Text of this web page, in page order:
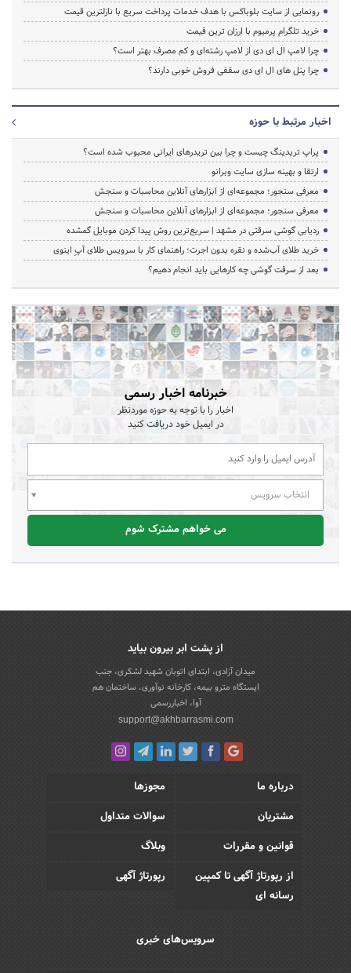
رونمایی از سایت بلوباکس با هدف خدمات پرداخت سریع با نازلترین قیمت
خرید تلگرام پرمیوم با ارزان ترین قیمت
چرا لامپ ال ای دی از لامپ رشته‌ای و کم مصرف بهتر است؟
چرا پنل های ال ای دی سقفی فروش خوبی دارند؟
اخبار مرتبط با حوزه
پراپ تریدینگ چیست و چرا بین تریدرهای ایرانی محبوب شده است؟
ارتقا و بهینه سازی سایت وبرانو
معرفی سنجور؛ مجموعه‌ای از ابزارهای آنلاین محاسبات و سنجش
معرفی سنجور؛ مجموعه‌ای از ابزارهای آنلاین محاسبات و سنجش
ردیابی گوشی سرقتی در مشهد | سریع‌ترین روش پیدا کردن موبایل گمشده
خرید طلای آب‌شده و نقره بدون اجرت؛ راهنمای کار با سرویس طلای آپِ اینوی
بعد از سرقت گوشی چه کارهایی باید انجام دهیم؟
خبرنامه اخبار رسمی
اخبار را با توجه به حوزه موردنظر
در ایمیل خود دریافت کنید
انتخاب سرویس
می خواهم مشترک شوم
از پشت ابر بیرون بیاید
میدان آزادی، ابتدای اتوبان شهید لشکری، جنب
ایستگاه مترو بیمه، کارخانه نوآوری، ساختمان هم
آوا، اخباررسمی
support@akhbarrasmi.com
درباره ما
مجوزها
مشتریان
سوالات متداول
قوانین و مقررات
وبلاگ
از رپورتاژ آگهی تا کمپین
رسانه ای
رپورتاژ آگهی
سرویس‌های خبری